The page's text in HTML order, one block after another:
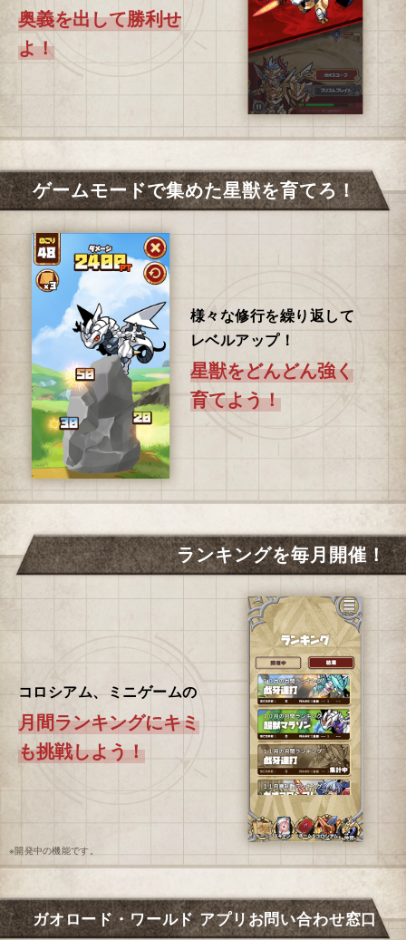
奥義を出して勝利せ
よ！
ゲームモードで集めた星獣を育てろ！
様々な修行を繰り返して
レベルアップ！
星獣をどんどん強く
育てよう！
ランキングを毎月開催！
コロシアム、ミニゲームの
月間ランキングにキミ
も挑戦しよう！
※開発中の機能です。
ガオロード・ワールド アプリお問い合わせ窓口